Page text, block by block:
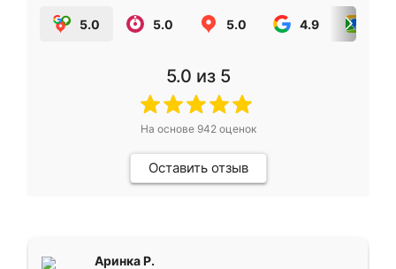
5.0 5.0 5.0 4.9
5.0 из 5
На основе 942оценок
Оставить отзыв
Аринка Р.